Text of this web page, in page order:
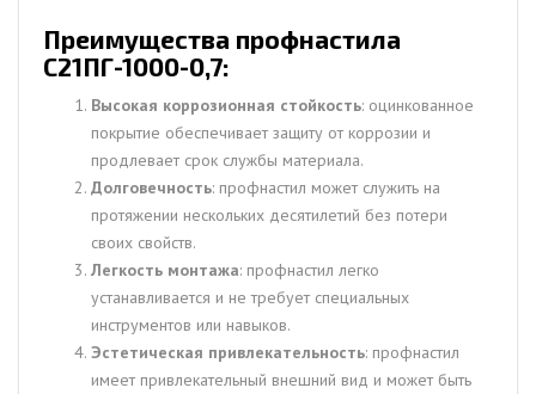
Преимущества профнастила
С21ПГ-1000-0,7:
Высокая коррозионная стойкость: оцинкованное
покрытие обеспечивает защиту от коррозии и
продлевает срок службы материала.
Долговечность: профнастил может служить на
протяжении нескольких десятилетий без потери
своих свойств.
Легкость монтажа: профнастил легко
устанавливается и не требует специальных
инструментов или навыков.
Эстетическая привлекательность: профнастил
имеет привлекательный внешний вид и может быть